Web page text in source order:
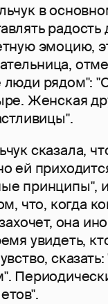
в
эмоцию,
рядом":
Женская
сказала,
ей
принципы",
что, когда
она
увидеть,